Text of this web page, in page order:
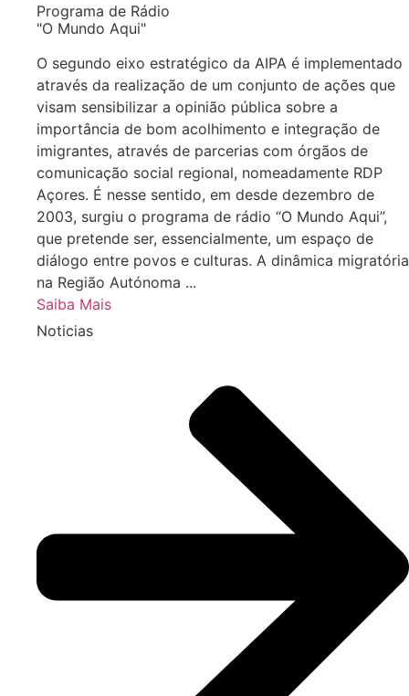
Programa de Rádio
"O Mundo Aqui"
O segundo eixo estratégico da AIPA é implementado
através da realização de um conjunto de ações que
visam sensibilizar a opinião pública sobre a
importância de bom acolhimento e integração de
imigrantes, através de parcerias com órgãos de
comunicação social regional, nomeadamente RDP
Açores. É nesse sentido, em desde dezembro de
2003, surgiu o programa de rádio “O Mundo Aqui”,
que pretende ser, essencialmente, um espaço de
diálogo entre povos e culturas. A dinâmica migratória
na Região Autónoma ...
Saiba Mais
Noticias